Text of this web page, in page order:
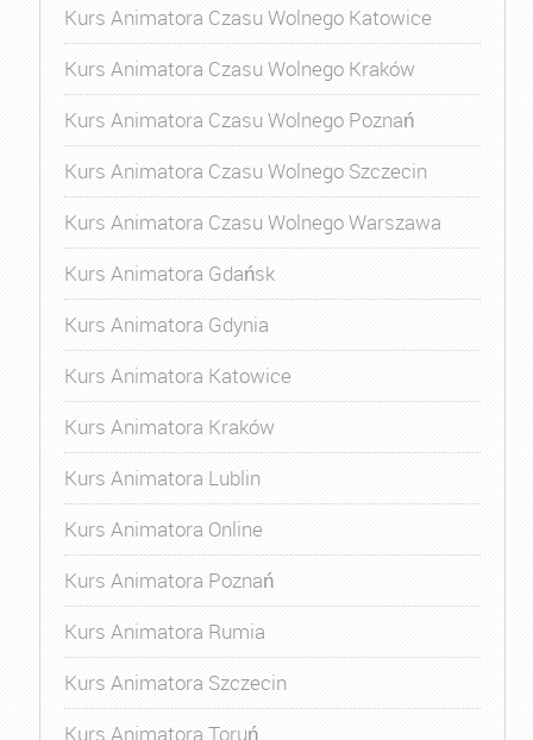
Kurs Animatora Czasu Wolnego Katowice
Kurs Animatora Czasu Wolnego Kraków
Kurs Animatora Czasu Wolnego Poznań
Kurs Animatora Czasu Wolnego Szczecin
Kurs Animatora Czasu Wolnego Warszawa
Kurs Animatora Gdańsk
Kurs Animatora Gdynia
Kurs Animatora Katowice
Kurs Animatora Kraków
Kurs Animatora Lublin
Kurs Animatora Online
Kurs Animatora Poznań
Kurs Animatora Rumia
Kurs Animatora Szczecin
Kurs Animatora Toruń